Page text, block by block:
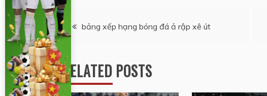
Điều
hướng
bài
bảng xếp hạng bóng đá ả rập xê út
RELATED POSTS